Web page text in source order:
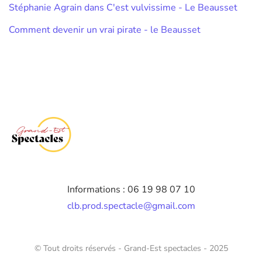
Stéphanie Agrain dans C'est vulvissime - Le Beausset
Comment devenir un vrai pirate - le Beausset
Informations : 06 19 98 07 10
clb.prod.spectacle@gmail.com
© Tout droits réservés - Grand-Est spectacles - 2025